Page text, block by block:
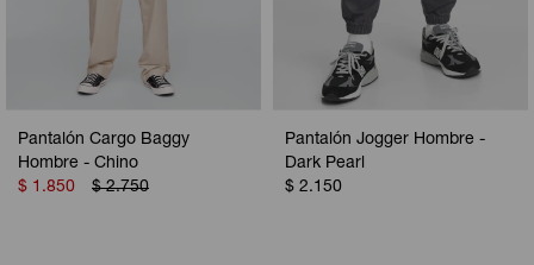
Pantalón Cargo Baggy
Hombre - Chino
$ 1.850 $ 2.750
Pantalón Jogger Hombre -
Dark Pearl
$ 2.150